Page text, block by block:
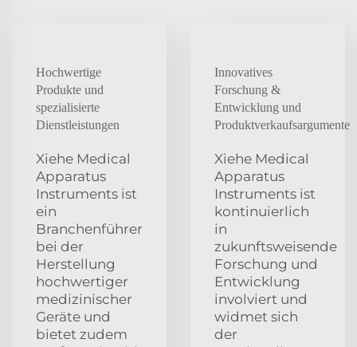
Hochwertige
Produkte und
spezialisierte
Dienstleistungen
Xiehe Medical
Apparatus
Instruments ist
ein
Branchenführer
bei der
Herstellung
hochwertiger
medizinischer
Geräte und
bietet zudem
Innovatives
Forschung &
Entwicklung und
Produktverkaufsargumente
Xiehe Medical
Apparatus
Instruments ist
kontinuierlich
in
zukunftsweisende
Forschung und
Entwicklung
involviert und
widmet sich
der